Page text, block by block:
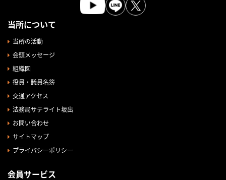
当所について
当所の活動
会頭メッセージ
組織図
役員・議員名簿
交通アクセス
法務局サテライト坂出
お問い合わせ
サイトマップ
プライバシーポリシー
会員サービス